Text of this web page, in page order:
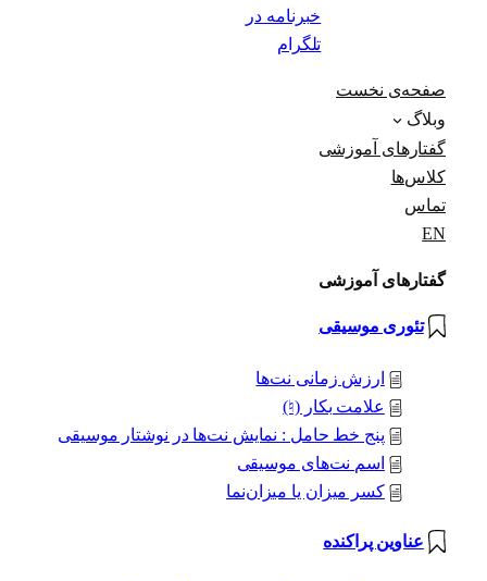
خبرنامه در
تلگرام
صفحه‌ی نخست
وبلاگ
گفتارهای آموزشی
کلاس‌ها
تماس
EN
گفتارهای آموزشی
تئوری موسیقی
ارزش زمانی نت‌ها
علامت بکار (♮)
پنج خط حامل : نمایش نت‌ها در نوشتار موسیقی
اسم نت‌های موسیقی
کسر میزان یا میزان‌نما
عناوین پراکنده